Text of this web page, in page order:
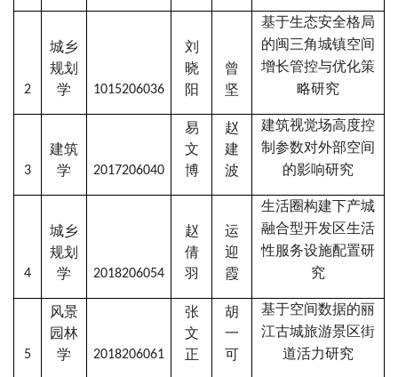
2
城乡
规划
学
1015206036
刘
晓
阳
曾
坚
基于生态安全格局
的闽三角城镇空间
增长管控与优化策
略研究
3
建筑
学
2017206040
易
文
博
赵
建
波
建筑视觉场高度控
制参数对外部空间
的影响研究
4
城乡
规划
学
2018206054
赵
倩
羽
运
迎
霞
生活圈构建下产城
融合型开发区生活
性服务设施配置研
究
5
风景
园林
学
2018206061
张
文
正
胡
一
可
基于空间数据的丽
江古城旅游景区街
道活力研究